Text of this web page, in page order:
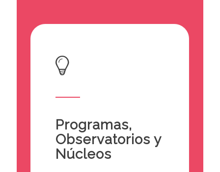
Programas,
Observatorios y
Núcleos